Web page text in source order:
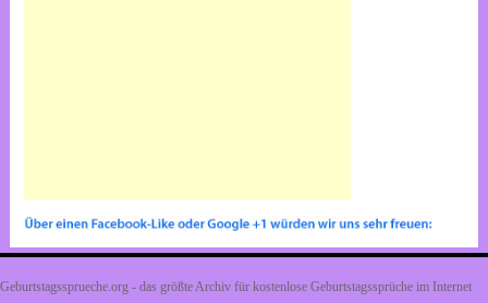
Geburtstagssprueche.org - das größte Archiv für kostenlose Geburtstagssprüche im Internet